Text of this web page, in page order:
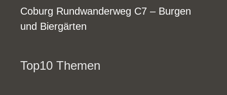
Coburg Rundwanderweg C7 – Burgen
und Biergärten
Top10 Themen